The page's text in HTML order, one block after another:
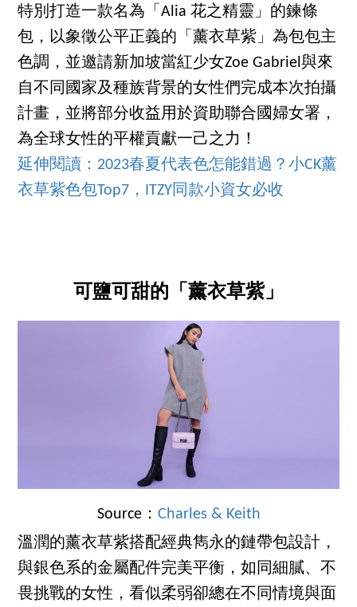
特別打造一款名為「Alia 花之精靈」的鍊條
包，以象徵公平正義的「薰衣草紫」為包包主
色調，並邀請新加坡當紅少女Zoe Gabriel與來
自不同國家及種族背景的女性們完成本次拍攝
計畫，並將部分收益用於資助聯合國婦女署，
為全球女性的平權貢獻一己之力！
延伸閱讀：2023春夏代表色怎能錯過？小CK薰
衣草紫色包Top7，ITZY同款小資女必收
可鹽可甜的「薰衣草紫」
Source： Charles & Keith
溫潤的薰衣草紫搭配經典雋永的鏈帶包設計，
與銀色系的金屬配件完美平衡，如同細膩、不
畏挑戰的女性，看似柔弱卻總在不同情境與面